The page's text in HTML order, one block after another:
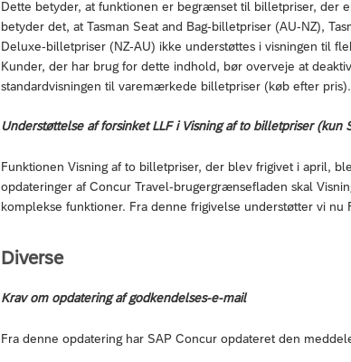
Dette betyder, at funktionen er begrænset til billetpriser, der
betyder det, at Tasman Seat and Bag-billetpriser (AU-NZ),
Deluxe-billetpriser (NZ-AU) ikke understøttes i visningen til
Kunder, der har brug for dette indhold, bør overveje at
standardvisningen til varemærkede billetpriser (køb efter pris).
Understøttelse af forsinket LLF i Visning af to billetpriser (kun
Funktionen Visning af to billetpriser, der blev frigivet i april,
opdateringer af Concur Travel-brugergrænsefladen skal
komplekse funktioner. Fra denne frigivelse understøtter vi nu
Diverse
Krav om opdatering af godkendelses-e-mail
Fra denne opdatering har SAP Concur opdateret den